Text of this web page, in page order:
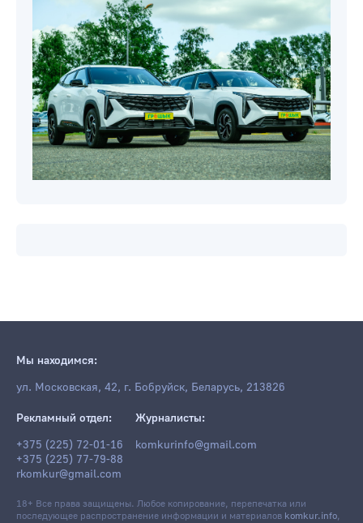
Новости компаний
Мы находимся:
ул. Московская, 42, г. Бобруйск, Беларусь, 213826